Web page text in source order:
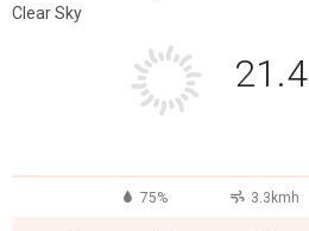
Clear Sky
21.4
75% 3.3kmh